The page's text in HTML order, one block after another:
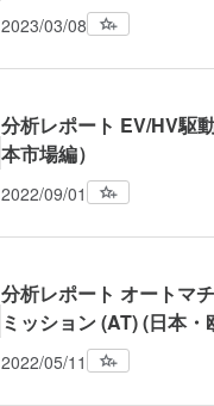
2023/03/08
分析レポート EV/HV駆
本市場編）
2022/09/01
分析レポート オートマ
ミッション (AT) (日本・
2022/05/11